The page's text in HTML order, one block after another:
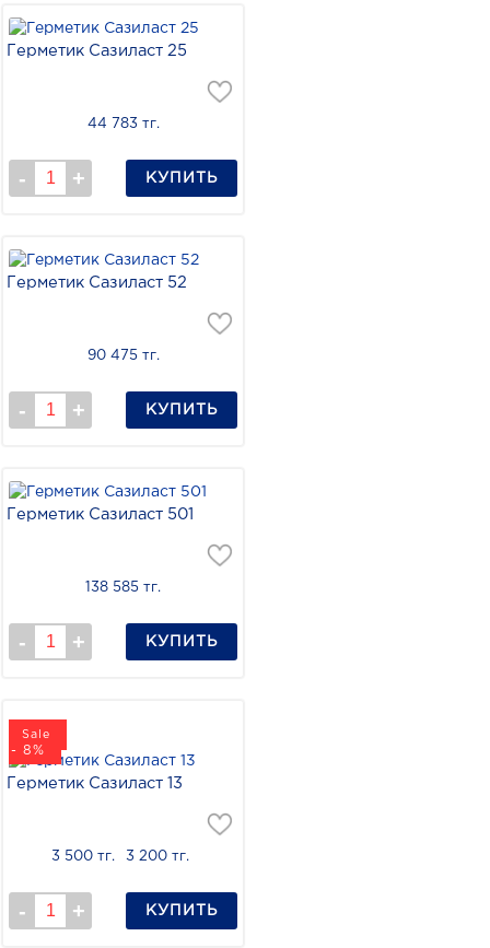
Герметик Сазиласт 25
44 783 тг.
КУПИТЬ
Герметик Сазиласт 52
90 475 тг.
КУПИТЬ
Герметик Сазиласт 501
138 585 тг.
КУПИТЬ
- 8%
Sale
Герметик Сазиласт 13
3 500 тг. 3 200 тг.
КУПИТЬ